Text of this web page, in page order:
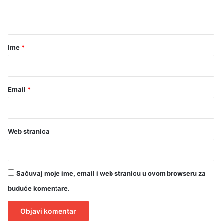
d
irIme *
Email *
Web stranica
Sačuvaj moje ime, email i web stranicu u ovom browseru za
buduće komentare.